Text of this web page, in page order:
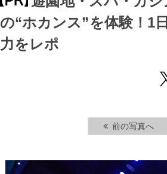
の“ホカンス”を体験！1
力をレポ
前の写真へ